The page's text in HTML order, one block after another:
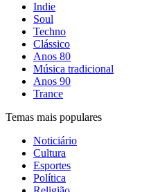
Indie
Soul
Techno
Clássico
Anos 80
Música tradicional
Anos 90
Trance
Temas mais populares
Noticiário
Cultura
Esportes
Política